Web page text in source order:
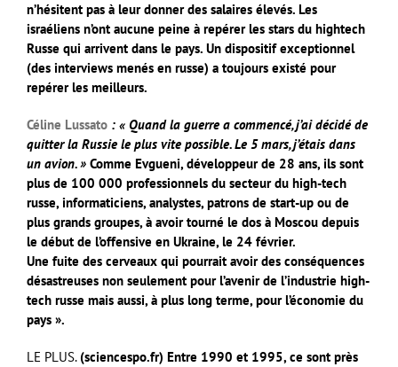
n’hésitent pas à leur donner des salaires élevés. Les
israéliens n’ont aucune peine à repérer les stars du hightech
Russe qui arrivent dans le pays. Un dispositif exceptionnel
(des interviews menés en russe) a toujours existé pour
repérer les meilleurs.
Céline Lussato : « Quand la guerre a commencé, j’ai décidé de
quitter la Russie le plus vite possible. Le 5 mars, j’étais dans
un avion. » Comme Evgueni, développeur de 28 ans, ils sont
plus de 100 000 professionnels du secteur du high-tech
russe, informaticiens, analystes, patrons de start-up ou de
plus grands groupes, à avoir tourné le dos à Moscou depuis
le début de l’offensive en Ukraine, le 24 février.
Une fuite des cerveaux qui pourrait avoir des conséquences
désastreuses non seulement pour l’avenir de l’industrie high-
tech russe mais aussi, à plus long terme, pour l’économie du
pays ».
LE PLUS. (sciencespo.fr) Entre 1990 et 1995, ce sont près